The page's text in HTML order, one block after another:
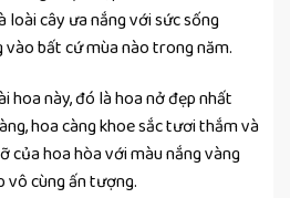
cây ưa nắng với sức sống
bất cứ mùa nào trong năm.
hoa này, đó là hoa nở đẹp nhất
hoa càng khoe sắc tươi thắm và
của hoa hòa với màu nắng vàng
vô cùng ấn tượng.